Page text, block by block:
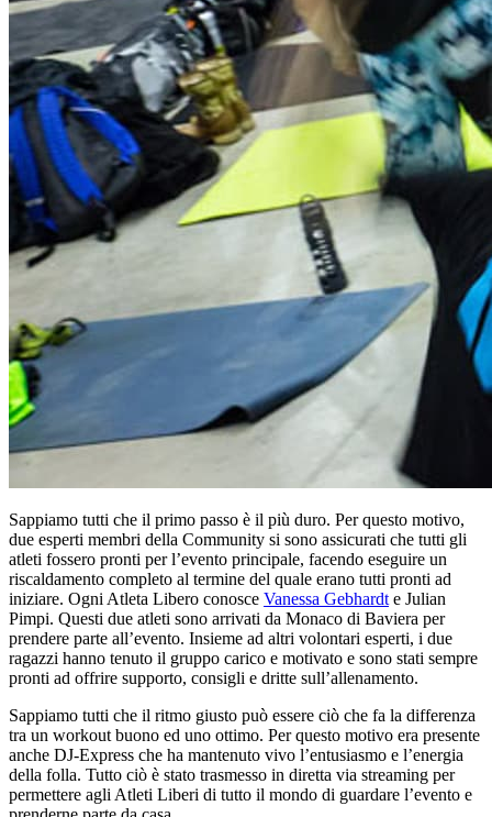
Sappiamo tutti che il primo passo è il più duro. Per questo motivo,
due esperti membri della Community si sono assicurati che tutti gli
atleti fossero pronti per l’evento principale, facendo eseguire un
riscaldamento completo al termine del quale erano tutti pronti ad
iniziare. Ogni Atleta Libero conosce Vanessa Gebhardt e Julian
Pimpi. Questi due atleti sono arrivati da Monaco di Baviera per
prendere parte all’evento. Insieme ad altri volontari esperti, i due
ragazzi hanno tenuto il gruppo carico e motivato e sono stati sempre
pronti ad offrire supporto, consigli e dritte sull’allenamento.
Sappiamo tutti che il ritmo giusto può essere ciò che fa la differenza
tra un workout buono ed uno ottimo. Per questo motivo era presente
anche DJ-Express che ha mantenuto vivo l’entusiasmo e l’energia
della folla. Tutto ciò è stato trasmesso in diretta via streaming per
permettere agli Atleti Liberi di tutto il mondo di guardare l’evento e